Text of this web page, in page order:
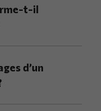
t-il
d’un